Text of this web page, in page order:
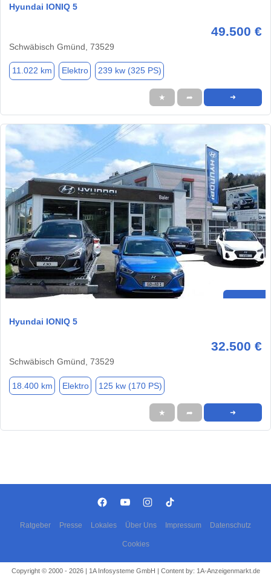
Hyundai IONIQ 5
49.500 €
Schwäbisch Gmünd, 73529
11.022 km Elektro 239 kw (325 PS)
★ ➦ ➜
Hyundai IONIQ 5
32.500 €
Schwäbisch Gmünd, 73529
18.400 km Elektro 125 kw (170 PS)
★ ➦ ➜
Ratgeber Presse Lokales Über Uns Impressum Datenschutz
Cookies
Copyright © 2000 - 2026 | 1A Infosysteme GmbH | Content by: 1A-Anzeigenmarkt.de